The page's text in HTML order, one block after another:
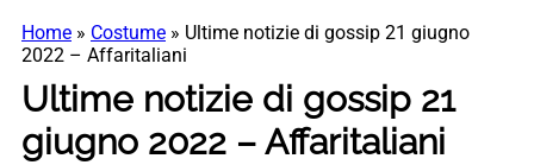
Home » Costume » Ultime notizie di gossip 21 giugno
2022 – Affaritaliani
Ultime notizie di gossip 21
giugno 2022 – Affaritaliani